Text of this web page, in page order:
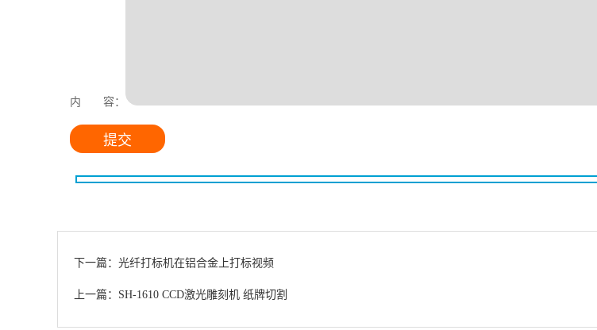
内 容：
下一篇：光纤打标机在铝合金上打标视频
上一篇：SH-1610 CCD激光雕刻机 纸牌切割